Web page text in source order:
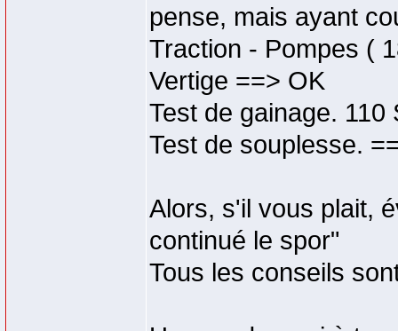
pense, mais ayant
Traction - Pompes (
Vertige ==> OK
Test de gainage.
Test de souplesse.
Alors, s'il vous plait,
continué le spor"
Tous les conseils